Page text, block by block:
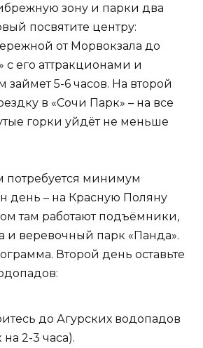
зону и парки два
посвятите центру:
от Морвокзала до
с его аттракционами и
займет 5-6 часов. На второй
в «Сочи Парк» – на все
горки уйдёт не меньше
потребуется минимум
день – на Красную Поляну
там работают подъёмники,
и веревочный парк «Панда».
Второй день оставьте
до Агурских водопадов
2-3 часа).